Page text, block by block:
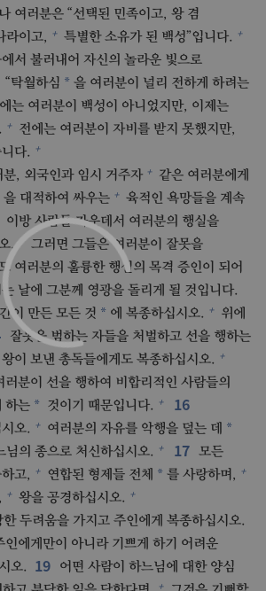
여러분은 “선택된 민족이고, 왕 겸
라이고, + 특별한 소유가 된 백성”입니다. +
서 불러내어 자신의 놀라운 빛으로
“탁월하심 * 을 여러분이 널리 전하게 하려는
는 여러분이 백성이 아니었지만, 이제는
+ 전에는 여러분이 자비를 받지 못했지만,
다. +
, 외국인과 임시 거주자 + 같은 여러분에게
을 대적하여 싸우는 + 육적인 욕망들을 계속
이방 사람들 가운데서 여러분의 행실을
. + 그러면 그들은 여러분이 잘못을
여러분의 훌륭한 행실의 목격 증인이 되어
날에 그분께 영광을 돌리게 될 것입니다.
이 만든 모든 것 * 에 복종하십시오. + 위에
잘못을 범하는 자들을 처벌하고 선을 행하는
이 보낸 총독들에게도 복종하십시오. +
러분이 선을 행하여 비합리적인 사람들의
하는 * 것이기 때문입니다. + 16
오. + 여러분의 자유를 악행을 덮는 데 *
님의 종으로 처신하십시오. + 17 모든
고, + 연합된 형제들 전체 * 를 사랑하며, +
+ 왕을 공경하십시오. +
두려움을 가지고 주인에게 복종하십시오.
인에게만이 아니라 기쁘게 하기 어려운
오.
19
어떤 사람이 하느님에 대한 양심
+